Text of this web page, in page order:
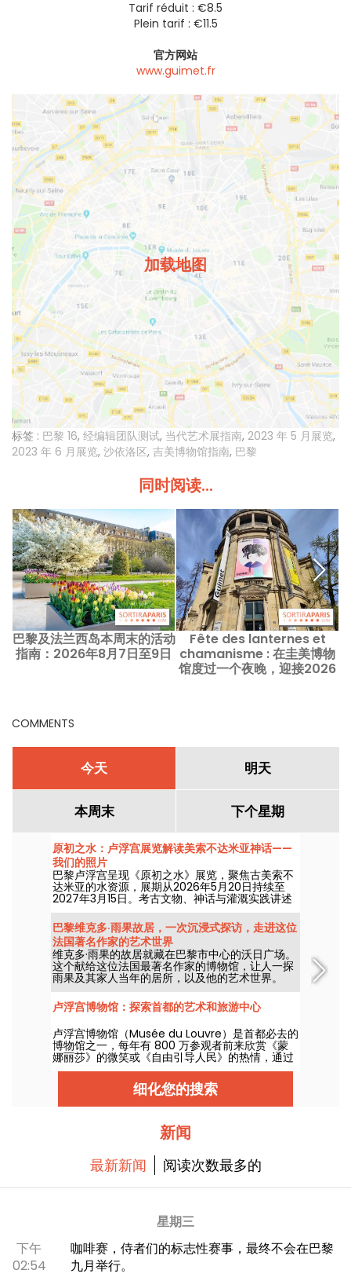
Tarif réduit : €8.5
Plein tarif : €11.5
官方网站
www.guimet.fr
加载地图
标签 : 巴黎 16, 经编辑团队测试, 当代艺术展指南, 2023 年 5 月展览,
2023 年 6 月展览, 沙依洛区, 吉美博物馆指南, 巴黎
同时阅读...
巴黎及法兰西岛本周末的活动
指南：2026年8月7日至9日
Fête des lanternes et
chamanisme : 在圭美博物
馆度过一个夜晚，迎接2026
COMMENTS
今天 明天
本周末 下个星期
原初之水：卢浮宫展览解读美索不达米亚神话——
我们的照片
巴黎卢浮宫呈现《原初之水》展览，聚焦古美索不
达米亚的水资源，展期从2026年5月20日持续至
2027年3月15日。考古文物、神话与灌溉实践讲述
这一资源如何塑造了早期美索不达米亚社会。
巴黎维克多·雨果故居，一次沉浸式探访，走进这位
法国著名作家的艺术世界
维克多·雨果的故居就藏在巴黎市中心的沃日广场。
这个献给这位法国最著名作家的博物馆，让人一探
雨果及其家人当年的居所，以及他的艺术世界。
卢浮宫博物馆：探索首都的艺术和旅游中心
卢浮宫博物馆（Musée du Louvre）是首都必去的
博物馆之一，每年有 800 万参观者前来欣赏《蒙
娜丽莎》的微笑或《自由引导人民》的热情，通过
展出的众多杰作弘扬法国和欧洲文化。这是一个历
史悠久的地方，两个世纪以来，艺术在这里蓬勃发
展，如果您在巴黎逗留，这里是您的必游之地！
细化您的搜索
新闻
最新新闻 阅读次数最多的
星期三
下午
02:54
咖啡赛，侍者们的标志性赛事，最终不会在巴黎
九月举行。